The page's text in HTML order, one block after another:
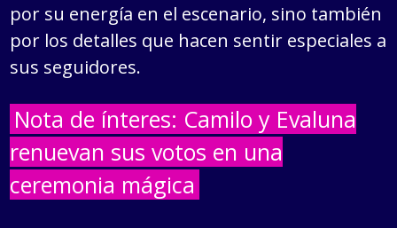
por su energía en el escenario, sino también
por los detalles que hacen sentir especiales a
sus seguidores.
Nota de ínteres: Camilo y Evaluna
renuevan sus votos en una
ceremonia mágica